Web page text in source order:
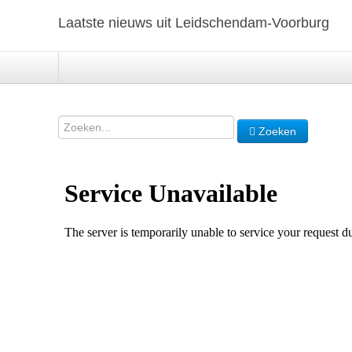
Laatste nieuws uit Leidschendam-Voorburg
Zoeken